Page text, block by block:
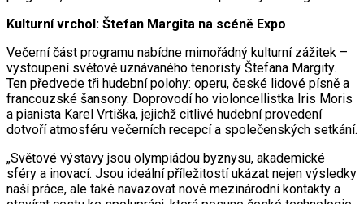
Kulturní vrchol: Štefan Margita na scéně Expo
Večerní část programu nabídne mimořádný kulturní zážitek –
vystoupení světově uznávaného tenoristy Štefana Margity.
Ten předvede tři hudební polohy: operu, české lidové písně a
francouzské šansony. Doprovodí ho violoncellistka Iris Moris
a pianista Karel Vrtiška, jejichž citlivé hudební provedení
dotvoří atmosféru večerních recepcí a společenských setkání.
„Světové výstavy jsou olympiádou byznysu, akademické
sféry a inovací. Jsou ideální příležitostí ukázat nejen výsledky
naší práce, ale také navazovat nové mezinárodní kontakty a